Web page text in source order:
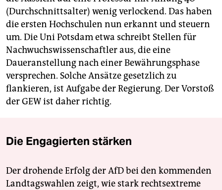
(Durchschnittsalter) wenig verlockend. Das haben
die ersten Hochschulen nun erkannt und steuern
um. Die Uni Potsdam etwa schreibt Stellen für
Nachwuchswissenschaftler aus, die eine
Daueranstellung nach einer Bewährungsphase
versprechen. Solche Ansätze gesetzlich zu
flankieren, ist Aufgabe der Regierung. Der Vorstoß
der GEW ist daher richtig.
Die Engagierten stärken
Der drohende Erfolg der AfD bei den kommenden
Landtagswahlen zeigt, wie stark rechtsextreme